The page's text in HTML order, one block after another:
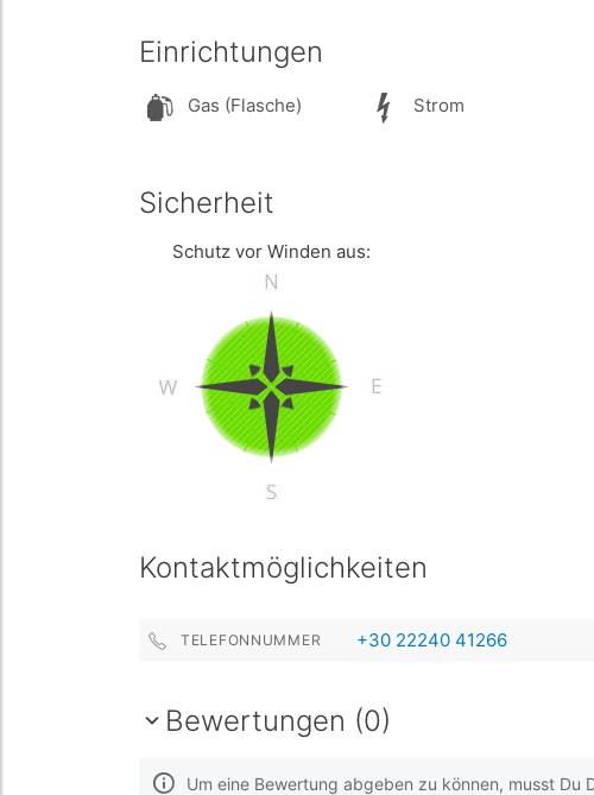
Einrichtungen
Gas (Flasche) Strom
Sicherheit
Schutz vor Winden aus:
Kontaktmöglichkeiten
TELEFONNUMMER +30 22240 41266
Bewertungen (0)
Um eine Bewertung abgeben zu können, musst Du